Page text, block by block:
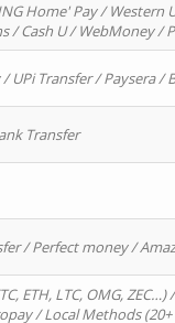
Home' Pay / Western
/ Cash U / WebMoney /
UPi Transfer / Paysera /
Transfer
/ Perfect money /
ETH, LTC, OMG,
/ Local Methods